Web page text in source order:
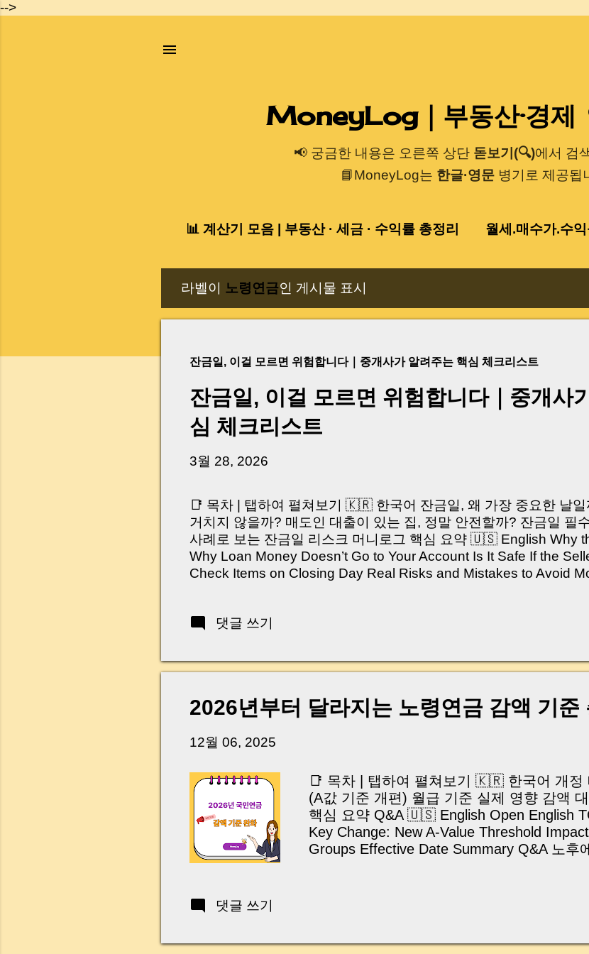
-->
기본 콘텐츠로 건너뛰기
MoneyLog｜부동산·경제
📢 궁금한 내용은 오른쪽 상단돋보기(🔍)에서 검
📘MoneyLog는 한글·영문 병기로 제공됩
📊 계산기 모음 | 부동산 · 세금 · 수익률 총정리 월세.매수가.수
라벨이 노령연금인 게시물 표시
잔금일, 이걸 모르면 위험합니다｜중개사가 알려주는 핵심 체크리스트
잔금일, 이걸 모르면 위험합니다｜중개사
심 체크리스트
3월 28, 2026
📑 목차 | 탭하여 펼쳐보기 🇰🇷 한국어 잔금일, 왜 가장 중요한 날
거치지 않을까? 매도인 대출이 있는 집, 정말 안전할까? 잔금일 필
사례로 보는 잔금일 리스크 머니로그 핵심 요약 🇺🇸 English Why
Why Loan Money Doesn’t Go to Your Account Is It Safe If the
Check Items on Closing Day Real Risks and Mistakes to Avoid
억 원이 한 번에 움직이는 가장 긴장되는 순간 입니다. 실제로 제가
황이 있었습니다. 또 어떤 분은 이렇게 말씀하십니다. “내 대출인데
“매도인이 대출 안 갚고 도망가면 어떡하죠?” 이 모든 불안, 사실은
꼭 준비해야 하는지 중개 실무 기준으로 아주 쉽게 풀어드리겠습니
Introduction (Tap to expand) Have you ever thought like this?
댓글 쓰기
2026년부터 달라지는 노령연금 감액 기준
12월 06, 2025
📑 목차 | 탭하여 펼쳐보기 🇰🇷 한국어 개정
(A값 기준 개편) 월급 기준 실제 영향 감액
핵심 요약 Q&A 🇺🇸 English Open English
Key Change: New A-Value Threshold
Groups Effective Date Summary Q&A 노후
셨던 분들도 많았습니다. 그런데 2025년 11
댓글 쓰기